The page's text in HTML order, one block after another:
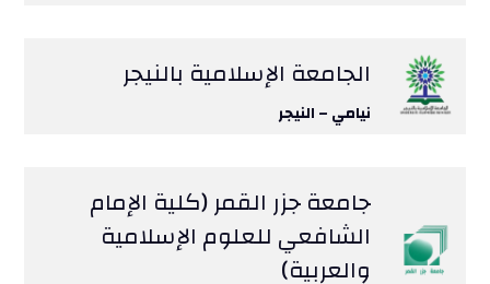
الجامعة الإسلامية بالنيجر
نيامي – النيجر
جامعة جزر القمر (كلية الإمام
الشافعي للعلوم الإسلامية
والعربية)